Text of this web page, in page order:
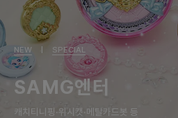
NEW SPECIAL
SAMG엔터
캐치티니핑·위시캣·메탈카드봇 등